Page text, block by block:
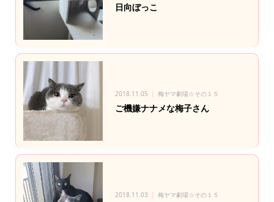
日向ぼっこ
2018.11.05 梅ヤマ劇場☆その１５
ご機嫌ナナメな梅子さん
2018.11.03 梅ヤマ劇場☆その１５